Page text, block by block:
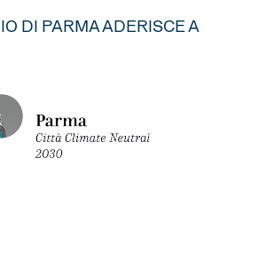
DI PARMA ADERISCE A